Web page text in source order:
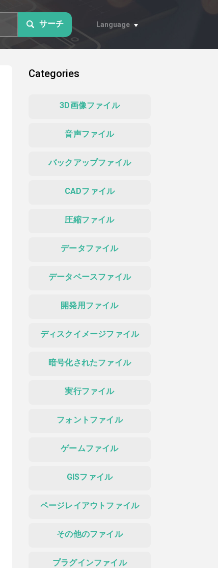
サーチ Language
Categories
3D画像ファイル
音声ファイル
バックアップファイル
CADファイル
圧縮ファイル
データファイル
データベースファイル
開発用ファイル
ディスクイメージファイル
暗号化されたファイル
実行ファイル
フォントファイル
ゲームファイル
GISファイル
ページレイアウトファイル
その他のファイル
プラグインファイル